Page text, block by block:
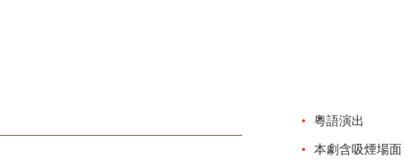
粵語演出
本劇含吸煙場面